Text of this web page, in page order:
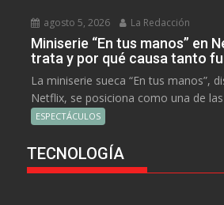
agosto 5, 2026 La Redacción
Miniserie “En tus manos” en
trata y por qué causa tanto
La miniserie sueca “En tus manos”,
Netflix, se posiciona como una de
ESPECTÁCULOS
TECNOLOGÍA